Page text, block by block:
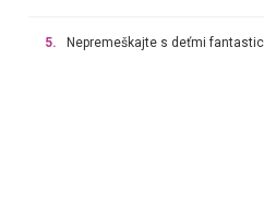
5. Nepremeškajte s deťmi